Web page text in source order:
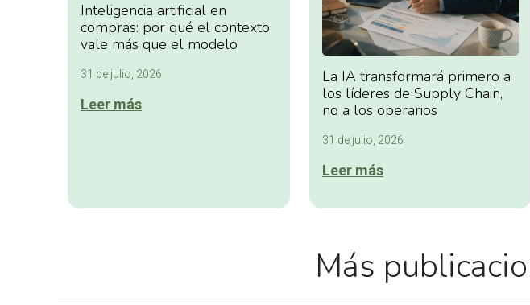
Inteligencia artificial en
compras: por qué el contexto
vale más que el modelo
31 de julio, 2026
Leer más
La IA transformará primero a
los líderes de Supply Chain,
no a los operarios
31 de julio, 2026
Leer más
Más